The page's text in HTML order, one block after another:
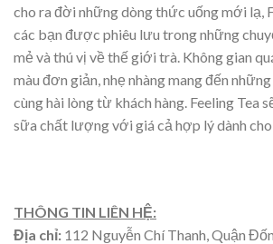
cho ra đời những dòng thức uống mới lạ,
các bạn được phiêu lưu trong những
mẻ và thú vị về thế giới trà. Không gian
màu đơn giản, nhẹ nhàng mang đến
cùng hài lòng từ khách hàng. Feeling Tea
sữa chất lượng với giá cả hợp lý dành
THÔNG TIN LIÊN HỆ:
Địa chỉ: 112 Nguyễn Chí Thanh, Quận